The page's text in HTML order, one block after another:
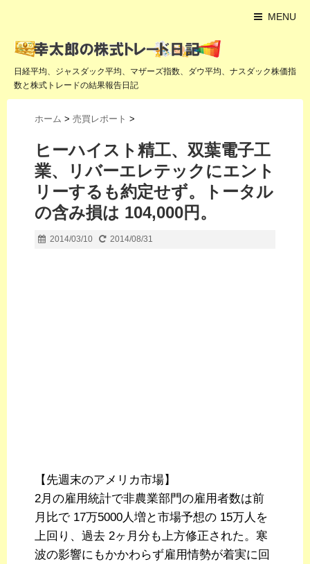
MENU
日経平均、ジャスダック平均、マザーズ指数、ダウ平均、ナスダック株価指
数と株式トレードの結果報告日記
ホーム > 売買レポート >
ヒーハイスト精工、双葉電子工
業、リバーエレテックにエント
リーするも約定せず。トータル
の含み損は 104,000円。
2014/03/10 2014/08/31
【先週末のアメリカ市場】
2月の雇用統計で非農業部門の雇用者数は前
月比で 17万5000人増と市場予想の 15万人を
上回り、過去 2ヶ月分も上方修正された。寒
波の影響にもかかわらず雇用情勢が着実に回